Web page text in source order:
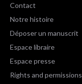
Contact
Notre histoire
Déposer un manuscrit
Espace libraire
Espace presse
Rights and permissions